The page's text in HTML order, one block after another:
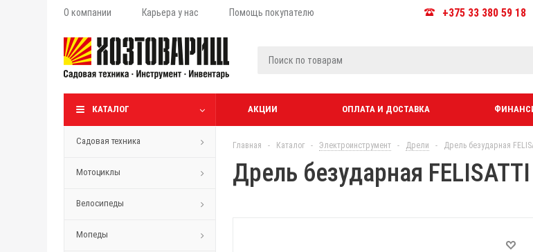
О компании Карьера у нас Помощь покупателю +375 33 380 59 18
КАТАЛОГ АКЦИИ ОПЛАТА И ДОСТАВКА
Садовая техника
Мотоциклы
Велосипеды
Мопеды
Главная - Каталог - Электроинструмент - Дрели - Дрель безударная
Дрель безударная